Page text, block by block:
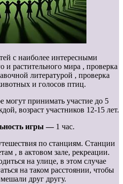
с наиболее интересными
и растительного мира , проверка
литературой , проверка
и голосов птиц.
могут принимать участие до 5
возраст участников 12-15 лет.
игры —1 час.
по станциям. Станции
, в актовом зале, рекреации.
на улице, в этом случае
на таком расстоянии, чтобы
друг другу.